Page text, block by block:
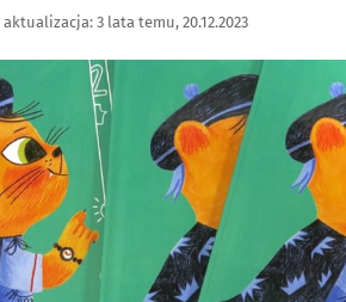
aktualizacja: 3 lata temu, 20.12.2023